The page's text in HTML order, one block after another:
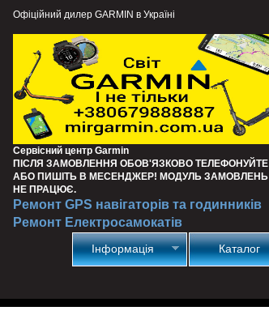
Офіційний дилер GARMIN в Україні
Сервісний центр Garmin
ПІСЛЯ ЗАМОВЛЕННЯ ОБОВ'ЯЗКОВО ТЕЛЕФОНУЙТЕ
АБО ПИШІТЬ В МЕСЕНДЖЕР! МОДУЛЬ ЗАМОВЛЕНЬ
НЕ ПРАЦЮЄ.
Ремонт GPS навігаторів та годинників
Ремонт Електросамокатів
Інформація Каталог